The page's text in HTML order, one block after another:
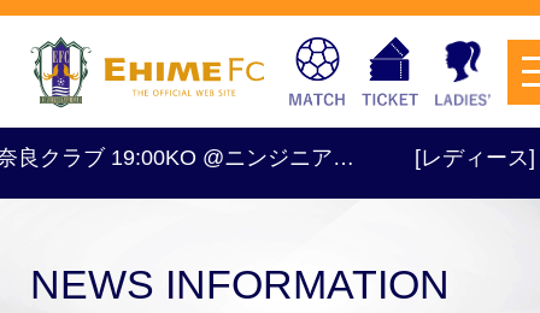
チケットを購入
ラブ 19:00KO @ニンジニア… [レディース]
NEWS INFORMATION